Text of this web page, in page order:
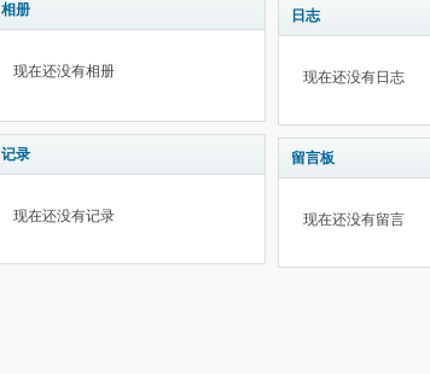
相册
现在还没有相册
记录
现在还没有记录
日志
现在还没有日志
留言板
现在还没有留言